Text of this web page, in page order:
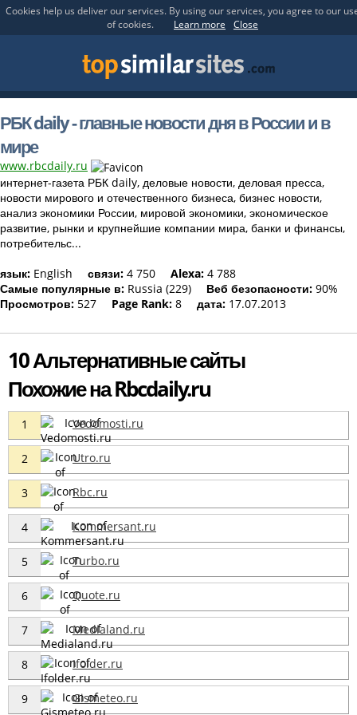
Cookies help us deliver our services. By using our services, you agree to our
of cookies.
Learn more Close
РБК daily - главные новости дня в России и в
мире
www.rbcdaily.ru
интернет-газета РБК daily, деловые новости, деловая пресса,
новости мирового и отечественного бизнеса, бизнес новости,
анализ экономики России, мировой экономики, экономическое
развитие, рынки и крупнейшие компании мира, банки и финансы,
потребительс...
язык: English связи: 4 750 Alexa: 4 788
Самые популярные в: Russia (229) Веб безопасности: 90%
Просмотров: 527 Page Rank: 8 дата: 17.07.2013
10 Альтернативные сайты
Похожие на Rbcdaily.ru
1 Vedomosti.ru
2 Utro.ru
3 Rbc.ru
4 Kommersant.ru
5 Turbo.ru
6 Quote.ru
7 Medialand.ru
8 Ifolder.ru
9 Gismeteo.ru